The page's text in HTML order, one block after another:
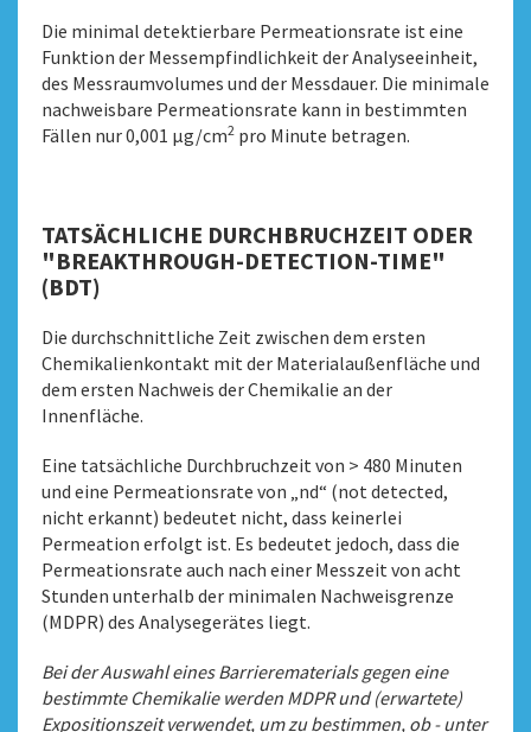
Die minimal detektierbare Permeationsrate ist eine
Funktion der Messempfindlichkeit der Analyseeinheit,
des Messraumvolumes und der Messdauer. Die minimale
nachweisbare Permeationsrate kann in bestimmten
Fällen nur 0,001 μg/cm2 pro Minute betragen.
TATSÄCHLICHE DURCHBRUCHZEIT ODER
"BREAKTHROUGH-DETECTION-TIME"
(BDT)
Die durchschnittliche Zeit zwischen dem ersten
Chemikalienkontakt mit der Materialaußenfläche und
dem ersten Nachweis der Chemikalie an der
Innenfläche.
Eine tatsächliche Durchbruchzeit von > 480 Minuten
und eine Permeationsrate von „nd“ (not detected,
nicht erkannt) bedeutet nicht, dass keinerlei
Permeation erfolgt ist. Es bedeutet jedoch, dass die
Permeationsrate auch nach einer Messzeit von acht
Stunden unterhalb der minimalen Nachweisgrenze
(MDPR) des Analysegerätes liegt.
Bei der Auswahl eines Barrierematerials gegen eine
bestimmte Chemikalie werden MDPR und (erwartete)
Expositionszeit verwendet, um zu bestimmen, ob - unter